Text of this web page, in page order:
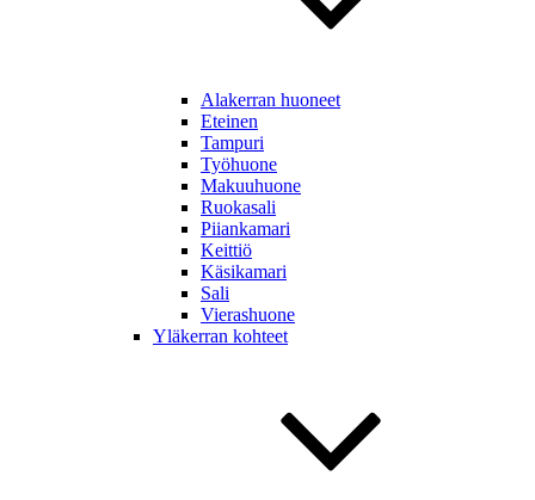
Alakerran huoneet
Eteinen
Tampuri
Työhuone
Makuuhuone
Ruokasali
Piiankamari
Keittiö
Käsikamari
Sali
Vierashuone
Yläkerran kohteet